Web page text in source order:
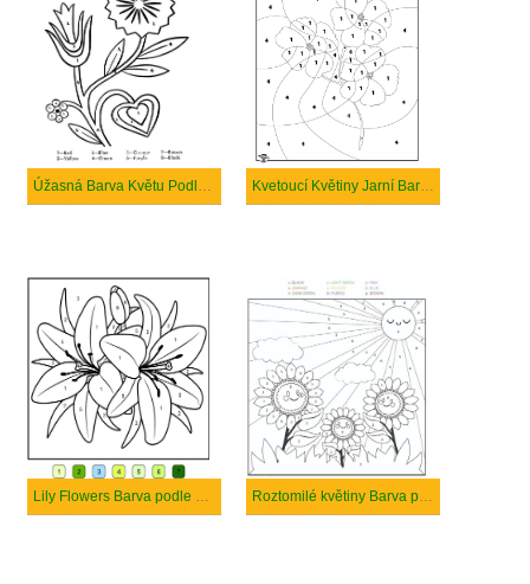
Úžasná Barva Květu Podle čísla Kvetoucí Květiny Jarní Barva Podle čísla
Lily Flowers Barva podle čísla Roztomilé květiny Barva podle čísla